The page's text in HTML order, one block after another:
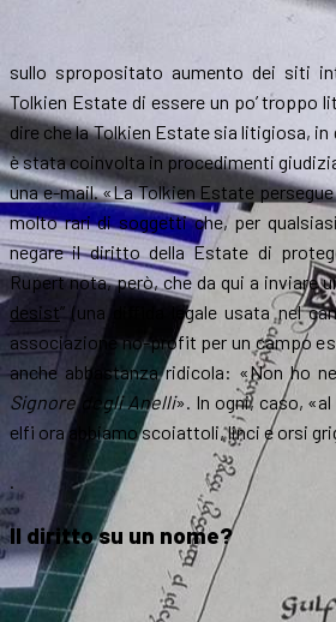
sullo spropositato aumento dei siti
Tolkien Estate di essere un po’ troppo
dire che la Tolkien Estate sia litigiosa,
è stata coinvolta in procedimenti
una e-mail. «La Tolkien Estate
molto rari di soggetti che, per
negare il diritto della Estate di
Rupert nota, però, che da qui a inviare
desist” (una diffida legale usata nel
associazione no-profit per un campo
anche abbastanza ridicola: «Non ho
Signore degli Anelli». In ogni, caso,
elfi ora abbiamo scoiattoli, linci e orsi
Il diritto su un nome?